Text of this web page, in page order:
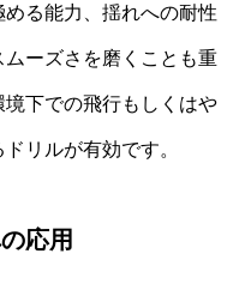
る能力、揺れへの耐性
ーズさを磨くことも重
下での飛行もしくはや
リルが有効です。
応用